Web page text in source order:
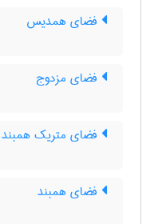
فضای همدیس
فضای مزدوج
فضای متریک
فضای همبند